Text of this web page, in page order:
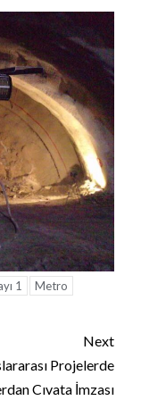
1
Metro
Next
Projelerde
Cıvata İmzası